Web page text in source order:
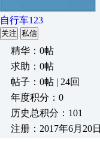
自行车123
关注 私信
精华：0帖
求助：0帖
帖子：0帖 | 24回
年度积分：0
历史总积分：101
注册：2017年6月20日